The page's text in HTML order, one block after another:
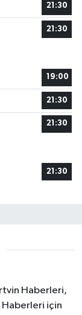
21:30
21:30
19:00
21:30
21:30
21:30
Haberleri,
Haberleri için